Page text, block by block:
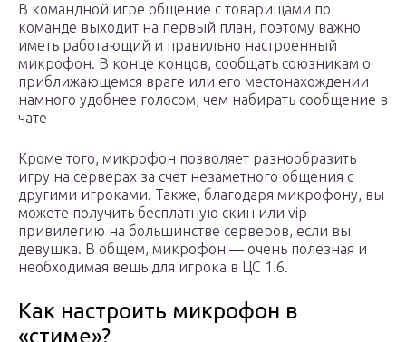
В командной игре общение с товарищами по
команде выходит на первый план, поэтому важно
иметь работающий и правильно настроенный
микрофон. В конце концов, сообщать союзникам о
приближающемся враге или его местонахождении
намного удобнее голосом, чем набирать сообщение в
чате
Кроме того, микрофон позволяет разнообразить
игру на серверах за счет незаметного общения с
другими игроками. Также, благодаря микрофону, вы
можете получить бесплатную скин или vip
привилегию на большинстве серверов, если вы
девушка. В общем, микрофон — очень полезная и
необходимая вещь для игрока в ЦС 1.6.
Как настроить микрофон в
«стиме»?